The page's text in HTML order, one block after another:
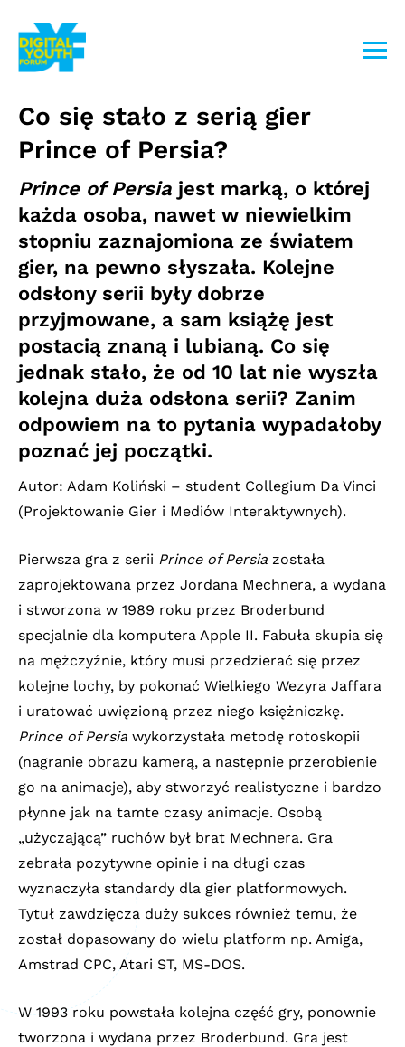
treści
Co się stało z serią gier
Prince of Persia?
Prince of Persia jest marką, o której
każda osoba, nawet w niewielkim
stopniu zaznajomiona ze światem
gier, na pewno słyszała. Kolejne
odsłony serii były dobrze
przyjmowane, a sam książę jest
postacią znaną i lubianą. Co się
jednak stało, że od 10 lat nie wyszła
kolejna duża odsłona serii? Zanim
odpowiem na to pytania wypadałoby
poznać jej początki.
Autor: Adam Koliński – student Collegium Da Vinci
(Projektowanie Gier i Mediów Interaktywnych).
Pierwsza gra z serii Prince of Persia została
zaprojektowana przez Jordana Mechnera, a wydana
i stworzona w 1989 roku przez Broderbund
specjalnie dla komputera Apple II. Fabuła skupia się
na mężczyźnie, który musi przedzierać się przez
kolejne lochy, by pokonać Wielkiego Wezyra Jaffara
i uratować uwięzioną przez niego księżniczkę.
Prince of Persia wykorzystała metodę rotoskopii
(nagranie obrazu kamerą, a następnie przerobienie
go na animacje), aby stworzyć realistyczne i bardzo
płynne jak na tamte czasy animacje. Osobą
„użyczającą” ruchów był brat Mechnera. Gra
zebrała pozytywne opinie i na długi czas
wyznaczyła standardy dla gier platformowych.
Tytuł zawdzięcza duży sukces również temu, że
został dopasowany do wielu platform np. Amiga,
Amstrad CPC, Atari ST, MS-DOS.
W 1993 roku powstała kolejna część gry, ponownie
tworzona i wydana przez Broderbund. Gra jest